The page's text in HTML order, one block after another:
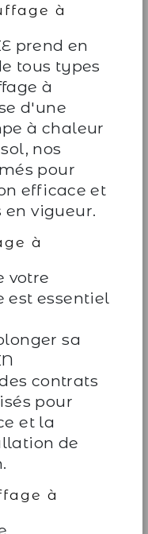
à
prend en
tous types
à
d'une
à chaleur
nos
pour
efficace et
vigueur.
à
votre
est essentiel
sa
contrats
pour
et la
de
à